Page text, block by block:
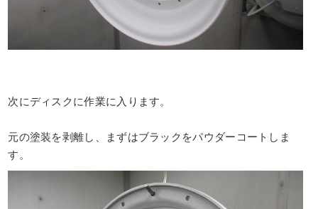
次にディスクに作業に入ります。
元の塗装を剥離し、まずはブラックをパウダーコートしま
す。